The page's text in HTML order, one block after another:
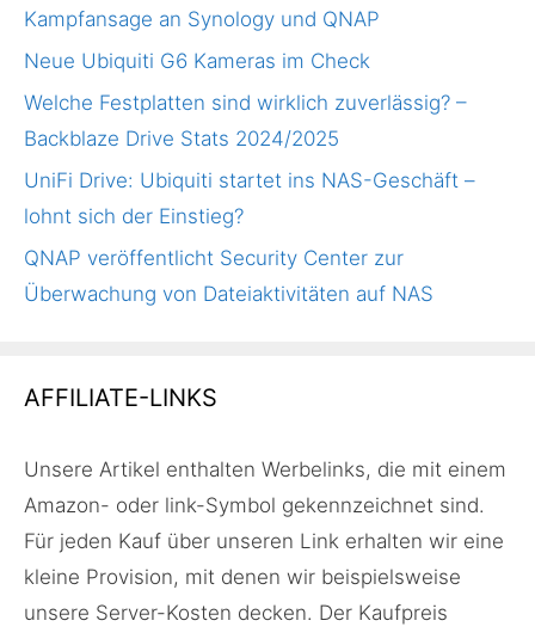
Kampfansage an Synology und QNAP
Neue Ubiquiti G6 Kameras im Check
Welche Festplatten sind wirklich zuverlässig? –
Backblaze Drive Stats 2024/2025
UniFi Drive: Ubiquiti startet ins NAS-Geschäft –
lohnt sich der Einstieg?
QNAP veröffentlicht Security Center zur
Überwachung von Dateiaktivitäten auf NAS
AFFILIATE-LINKS
Unsere Artikel enthalten Werbelinks, die mit einem
Amazon- oder link-Symbol gekennzeichnet sind.
Für jeden Kauf über unseren Link erhalten wir eine
kleine Provision, mit denen wir beispielsweise
unsere Server-Kosten decken. Der Kaufpreis